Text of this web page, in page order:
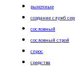
рыночные
создание служб
сословный
сословный строй
спрос
средства